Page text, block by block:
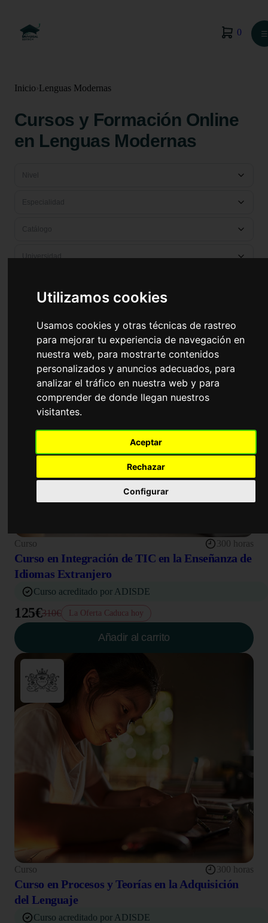
Utilizamos cookies
Usamos cookies y otras técnicas de rastreo
para mejorar tu experiencia de navegación en
nuestra web, para mostrarte contenidos
personalizados y anuncios adecuados, para
analizar el tráfico en nuestra web y para
comprender de donde llegan nuestros
visitantes.
Aceptar
Rechazar
Configurar
0 ☰
Inicio ›Lenguas Modernas
Cursos y Formación Online
en Lenguas Modernas
Especialidad
Catálogo
Universidad
Programas Formativos en Idiomas,
Comunicación y Lingüística Aplicada
Curso 300 horas
Curso en Integración de TIC en la Enseñanza de
Idiomas Extranjero
Curso acreditado por ADISDE
125€310€ La Oferta Caduca hoy
Añadir al carrito
Curso 300 horas
Curso en Procesos y Teorías en la Adquisición
del Lenguaje
Curso acreditado por ADISDE